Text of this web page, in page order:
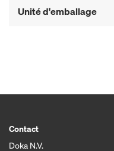
Unité d'emballage
Contact
Doka N.V.